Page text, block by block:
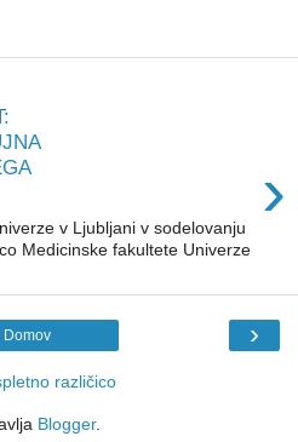
›
v Ljubljani v sodelovanju
Medicinske fakultete Univerze
›
Domov
različico
Blogger.